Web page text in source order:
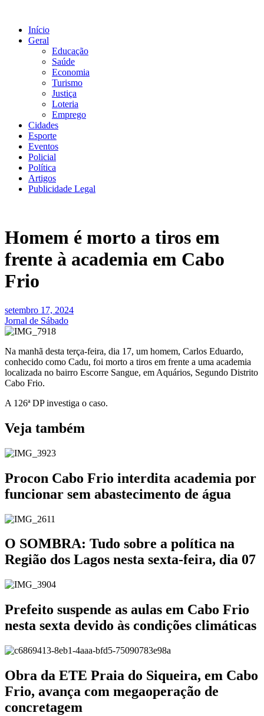
conteúdo
Início
Geral
Educação
Saúde
Economia
Turismo
Justiça
Loteria
Emprego
Cidades
Esporte
Eventos
Policial
Política
Artigos
Publicidade Legal
Homem é morto a tiros em
frente à academia em Cabo
Frio
setembro 17, 2024
Jornal de Sábado
Na manhã desta terça-feira, dia 17, um homem, Carlos Eduardo,
conhecido como Cadu, foi morto a tiros em frente a uma academia
localizada no bairro Escorre Sangue, em Aquários, Segundo Distrito
Cabo Frio.
A 126ª DP investiga o caso.
Veja também
Procon Cabo Frio interdita academia por
funcionar sem abastecimento de água
O SOMBRA: Tudo sobre a política na
Região dos Lagos nesta sexta-feira, dia 07
Prefeito suspende as aulas em Cabo Frio
nesta sexta devido às condições climáticas
Obra da ETE Praia do Siqueira, em Cabo
Frio, avança com megaoperação de
concretagem